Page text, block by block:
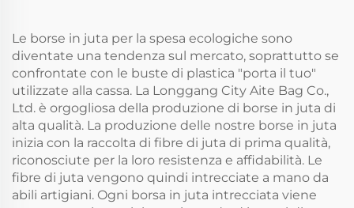
pubblicitario
quotidiano
Le borse in juta per la spesa ecologiche sono
diventate una tendenza sul mercato, soprattutto se
confrontate con le buste di plastica "porta il tuo"
utilizzate alla cassa. La Longgang City Aite Bag Co.,
Ltd. è orgogliosa della produzione di borse in juta di
alta qualità. La produzione delle nostre borse in juta
inizia con la raccolta di fibre di juta di prima qualità,
riconosciute per la loro resistenza e affidabilità. Le
fibre di juta vengono quindi intrecciate a mano da
abili artigiani. Ogni borsa in juta intrecciata viene